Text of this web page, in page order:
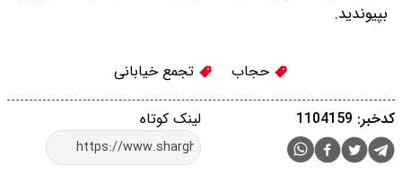
بپیوندید.
حجاب تجمع خیابانی
لینک کوتاه کدخبر: 1104159